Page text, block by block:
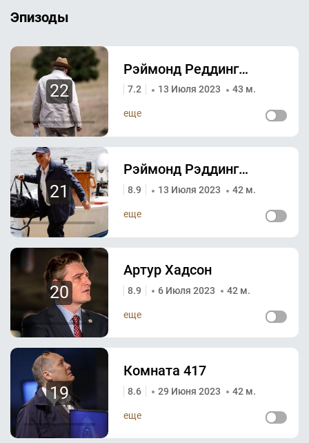
Эпизоды
22
Рэймонд Реддингтон (2): Тихая ночь
7.2 13 Июля 2023 43 м.
еще
21
Рэймонд Рэддингтон (1)
8.9 13 Июля 2023 42 м.
еще
20
Артур Хадсон
8.9 6 Июля 2023 42 м.
еще
19
Комната 417
8.6 29 Июня 2023 42 м.
еще